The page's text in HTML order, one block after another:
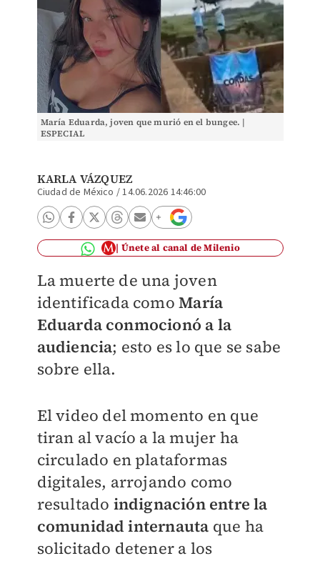
María Eduarda, joven que murió en el bungee. |
ESPECIAL
KARLA VÁZQUEZ
Ciudad de México /14.06.2026 14:46:00
Únete al canal de Milenio
La muerte de una joven
identificada comoMaría
Eduarda conmocionó a la
audiencia; esto es lo que se sabe
sobre ella.
El video del momento en que
tiran al vacío a la mujer ha
circulado en plataformas
digitales, arrojando como
resultado indignación entre la
comunidad internauta que ha
solicitado detener a los